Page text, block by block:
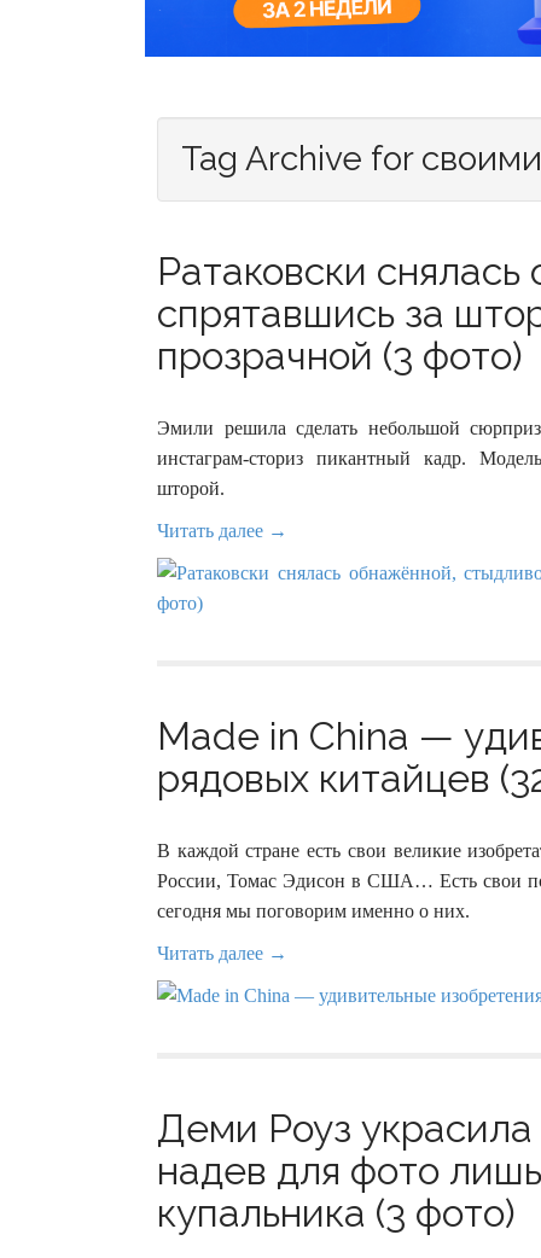
Tag Archive for
Ратаковски
спрятавшись за
прозрачной (3 фото)
Эмили решила сделать небольшой
инстаграм-сториз пикантный кадр.
шторой.
Читать далее →
Made in China —
рядовых китайцев
В каждой стране есть свои великие
России, Томас Эдисон в США… Есть свои
сегодня мы поговорим именно о них.
Читать далее →
Деми Роуз
надев для фото
купальника (3 фото)